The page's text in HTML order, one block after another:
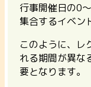
行事開催日の0
集合するイベン
このように、レ
れる期間が異な
要となります。